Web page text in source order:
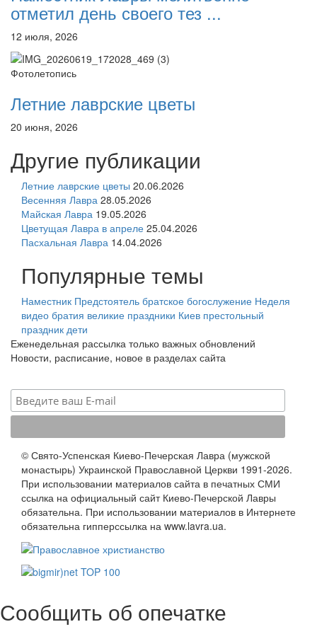
отметил день своего тез ...
12 июля, 2026
Фотолетопись
Летние лаврские цветы
20 июня, 2026
Другие публикации
Летние лаврские цветы 20.06.2026
Весенняя Лавра 28.05.2026
Майская Лавра 19.05.2026
Цветущая Лавра в апреле 25.04.2026
Пасхальная Лавра 14.04.2026
Популярные темы
Наместник Предстоятель братское богослужение Неделя
видео братия великие праздники Киев престольный
праздник дети
Еженедельная рассылка только важных обновлений
Новости, расписание, новое в разделах сайта
© Свято-Успенская Киево-Печерская Лавра (мужской
монастырь) Украинской Православной Церкви 1991-2026.
При использовании материалов сайта в печатных СМИ
ссылка на официальный сайт Киево-Печерской Лавры
обязательна. При использовании материалов в Интернете
обязательна гипперссылка на www.lavra.ua.
Сообщить об опечатке